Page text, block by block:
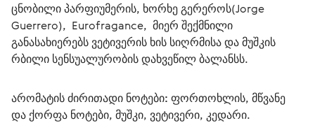
ცნობილი პარფიუმერის, ხორხე გერეროს(Jorge
Guerrero),  Eurofragance,  მიერ შექმნილი
განასახიერებს ვეტივერის ხის სიღრმისა და მუშკის
რბილი სენსუალურობის დახვეწილ ბალანსს.
არომატის ძირითადი ნოტები: ფორთოხლის, მწვანე
და ქორფა ნოტები, მუშკი, ვეტივერი, კედარი.